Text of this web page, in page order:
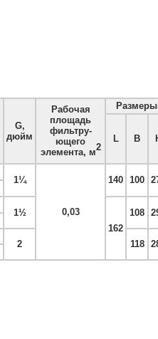
G,
дюйм
Рабочая
площадь
фильтру­
ющего
элемента, м2
L B
1¼
0,03
140 100
1½
162
108
2 118